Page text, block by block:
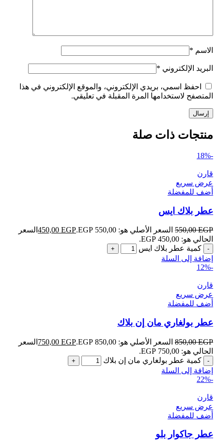
الاسم *
البريد الإلكتروني *
احفظ اسمي، بريدي الإلكتروني، والموقع الإلكتروني في هذا
المتصفح لاستخدامها المرة المقبلة في تعليقي.
منتجات ذات صلة
-18%
قارن
عرض سريع
أضف للمفضلة
عطر بلاك ايس
550,00EGP السعر الأصلي هو: 550,00 EGP. 450,00 EGP
السعر
الحالي هو: 450,00 EGP.
كمية عطر بلاك ايس
إضافة إلى السلة
-12%
قارن
عرض سريع
أضف للمفضلة
عطر بولغاري مان إن بلاك
850,00EGP السعر الأصلي هو: 850,00 EGP. 750,00 EGP
السعر
الحالي هو: 750,00 EGP.
كمية عطر بولغاري مان إن بلاك
إضافة إلى السلة
-22%
قارن
عرض سريع
أضف للمفضلة
عطر جاكوار بلو